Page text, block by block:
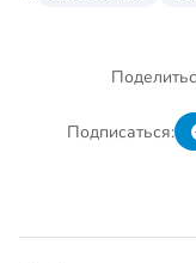
Подписаться: